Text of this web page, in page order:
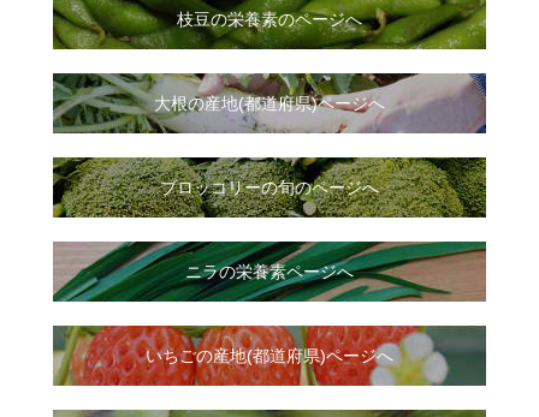
枝豆の栄養素のページへ
大根の産地(都道府県)ページへ
ブロッコリーの旬のページへ
ニラの栄養素ページへ
いちごの産地(都道府県)ページへ